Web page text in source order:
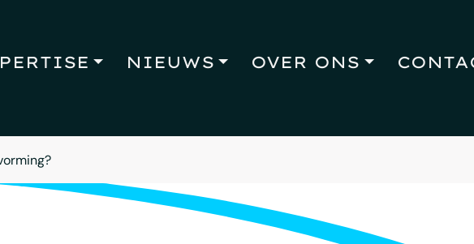
NIEUWS OVER ONS